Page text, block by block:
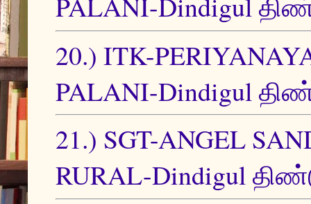
20.) ITK-
PALANI-Dindigul
21.) SGT-ANGEL
RURAL-Dindigul